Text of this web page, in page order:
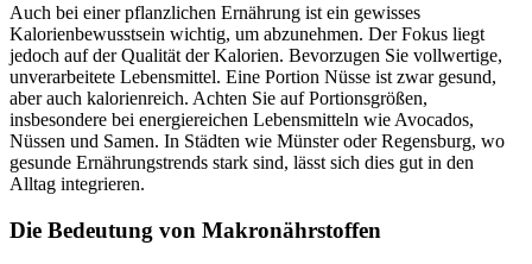
Auch bei einer pflanzlichen Ernährung ist ein gewisses
Kalorienbewusstsein wichtig, um abzunehmen. Der Fokus liegt
jedoch auf der Qualität der Kalorien. Bevorzugen Sie vollwertige,
unverarbeitete Lebensmittel. Eine Portion Nüsse ist zwar gesund,
aber auch kalorienreich. Achten Sie auf Portionsgrößen,
insbesondere bei energiereichen Lebensmitteln wie Avocados,
Nüssen und Samen. In Städten wie Münster oder Regensburg, wo
gesunde Ernährungstrends stark sind, lässt sich dies gut in den
Alltag integrieren.
Die Bedeutung von Makronährstoffen